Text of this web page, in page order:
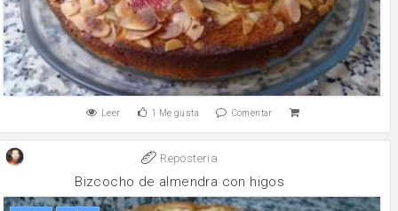
Leer 1 Me gusta Comentar
Reposteria
Bizcocho de almendra con higos